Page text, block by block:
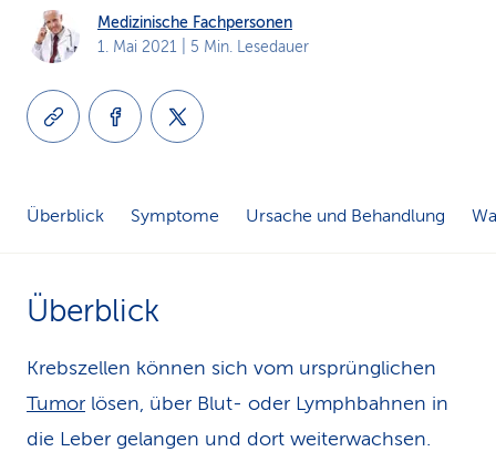
L
i
Medizinische Fachpersonen
1. Mai 2021 | 5 Min. Lesedauer
Überblick Symptome Ursache und Behandlung
Überblick
Krebszellen können sich vom ursprünglichen
Tumor lösen, über Blut- oder Lymphbahnen in
die Leber gelangen und dort weiterwachsen.